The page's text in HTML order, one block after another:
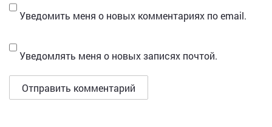
Уведомить меня о новых комментариях по email.
Уведомлять меня о новых записях почтой.